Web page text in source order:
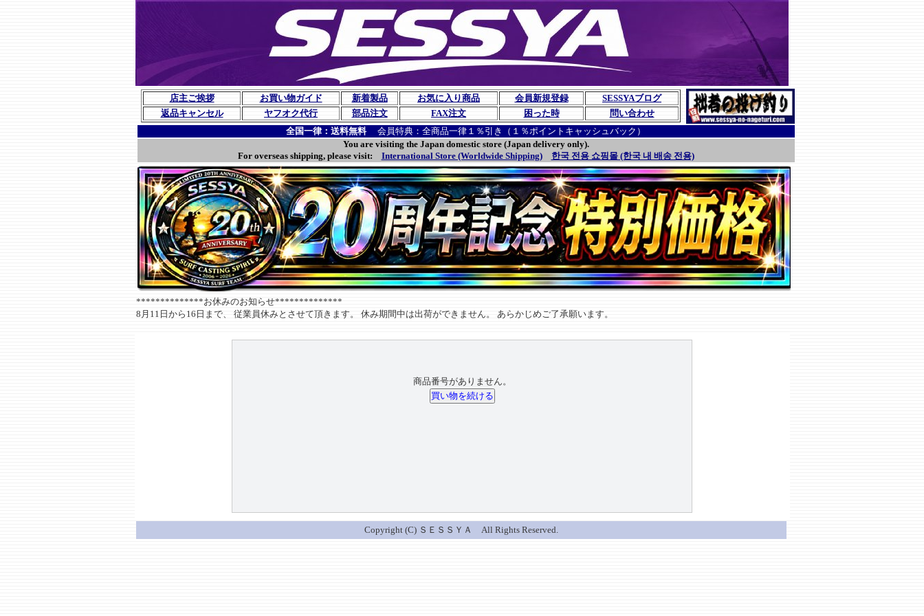
店主ご挨拶 お買い物ガイド 新着製品 お気に入り商品 会員新規登録
SESSYAブログ
返品キャンセル
ヤフオク代行 部品注文 FAX注文 困った時
問い合わせ
全国一律：送料無料会員特典：全商品一律１％引き（１％ポイントキャッシュバック）
You are visiting the Japan domestic store (Japan delivery only).
For overseas shipping, please visit: International Store (Worldwide Shipping) 한국 전용 쇼핑몰 (한국 내 배송 전용)
**************お休みのお知らせ**************
8月11日から16日まで、 従業員休みとさせて頂きます。 休み期間中は出荷ができません。 あらかじめご了承願います。
商品番号がありません。
Copyright (C) ＳＥＳＳＹＡ All Rights Reserved.